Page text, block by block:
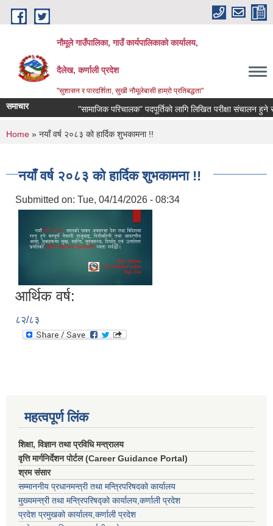
Skip to main content
नौमूले गाउँपालिका, गाउँ कार्यपालिकाको कार्यालय,
दैलेख, कर्णाली प्रदेश
"सुशासन र पारदर्शिता, सुखी नौमूलेबासी हाम्रो प्रतिबद्धता"
समाचार "सामाजिक परिचालक" पदपूर्तिको लागि लिखित परीक्षा संचालन हुने
You are here
Home » नयाँ वर्ष २०८३ को हार्दिक शुभकामना !!
नयाँ वर्ष २०८३ को हार्दिक शुभकामना !!
Submitted on: Tue, 04/14/2026 - 08:34
आर्थिक वर्ष:
८२/८३
महत्वपूर्ण लिंक
शिक्षा, विज्ञान तथा प्रविधि मन्त्रालय
वृत्ति मार्गनिर्देशन पोर्टल (Career Guidance Portal)
श्रम संसार
सम्माननीय प्रधानमन्त्री तथा मन्त्रिपरिषद‌को कार्यालय
मुख्यमन्त्री तथा मन्त्रिपरिषद्को कार्यालय,कर्णाली प्रदेश
प्रदेश प्रमुखको कार्यालय,कर्णाली प्रदेश